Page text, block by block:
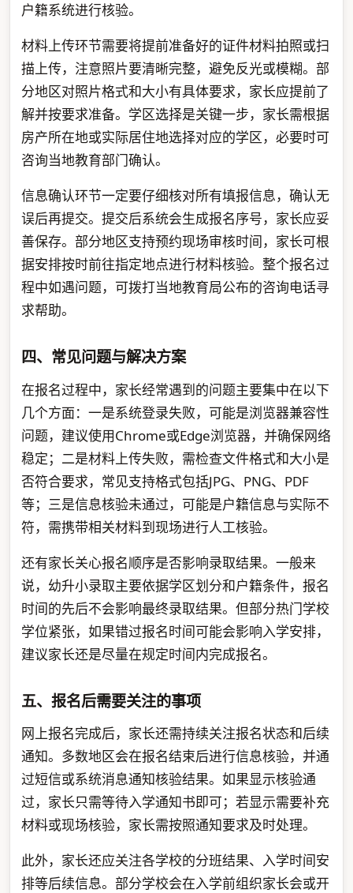
户籍系统进行核验。
材料上传环节需要将提前准备好的证件材料拍照或扫
描上传，注意照片要清晰完整，避免反光或模糊。部
分地区对照片格式和大小有具体要求，家长应提前了
解并按要求准备。学区选择是关键一步，家长需根据
房产所在地或实际居住地选择对应的学区，必要时可
咨询当地教育部门确认。
信息确认环节一定要仔细核对所有填报信息，确认无
误后再提交。提交后系统会生成报名序号，家长应妥
善保存。部分地区支持预约现场审核时间，家长可根
据安排按时前往指定地点进行材料核验。整个报名过
程中如遇问题，可拨打当地教育局公布的咨询电话寻
求帮助。
四、常见问题与解决方案
在报名过程中，家长经常遇到的问题主要集中在以下
几个方面：一是系统登录失败，可能是浏览器兼容性
问题，建议使用Chrome或Edge浏览器，并确保网络
稳定；二是材料上传失败，需检查文件格式和大小是
否符合要求，常见支持格式包括JPG、PNG、PDF
等；三是信息核验未通过，可能是户籍信息与实际不
符，需携带相关材料到现场进行人工核验。
还有家长关心报名顺序是否影响录取结果。一般来
说，幼升小录取主要依据学区划分和户籍条件，报名
时间的先后不会影响最终录取结果。但部分热门学校
学位紧张，如果错过报名时间可能会影响入学安排，
建议家长还是尽量在规定时间内完成报名。
五、报名后需要关注的事项
网上报名完成后，家长还需持续关注报名状态和后续
通知。多数地区会在报名结束后进行信息核验，并通
过短信或系统消息通知核验结果。如果显示核验通
过，家长只需等待入学通知书即可；若显示需要补充
材料或现场核验，家长需按照通知要求及时处理。
此外，家长还应关注各学校的分班结果、入学时间安
排等后续信息。部分学校会在入学前组织家长会或开